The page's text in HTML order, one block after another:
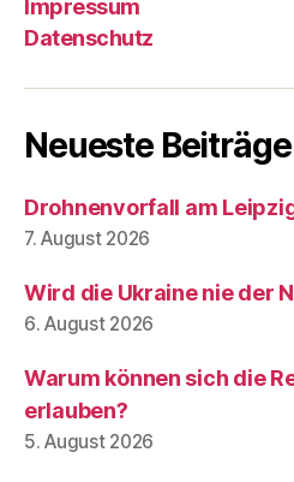
Impressum
Datenschutz
Neueste Beiträge
Drohnenvorfall am
7. August 2026
Wird die Ukraine nie der
6. August 2026
Warum können sich die
erlauben?
5. August 2026